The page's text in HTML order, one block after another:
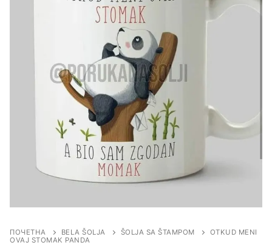
ПОЧЕТНА BELA ŠOLJA ŠOLJA SA ŠTAMPOM
OTKUD MENI
OVAJ STOMAK PANDA